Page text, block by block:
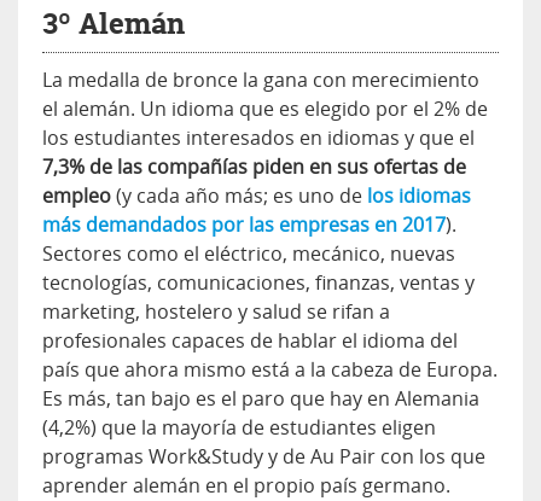
3º Alemán
La medalla de bronce la gana con merecimiento
el alemán. Un idioma que es elegido por el 2% de
los estudiantes interesados en idiomas y que el
7,3% de las compañías piden en sus ofertas de
empleo(y cada año más; es uno de los idiomas
más demandados por las empresas en 2017).
Sectores como el eléctrico, mecánico, nuevas
tecnologías, comunicaciones, finanzas, ventas y
marketing, hostelero y salud se rifan a
profesionales capaces de hablar el idioma del
país que ahora mismo está a la cabeza de Europa.
Es más, tan bajo es el paro que hay en Alemania
(4,2%) que la mayoría de estudiantes eligen
programas Work&Study y de Au Pair con los que
aprender alemán en el propio país germano.